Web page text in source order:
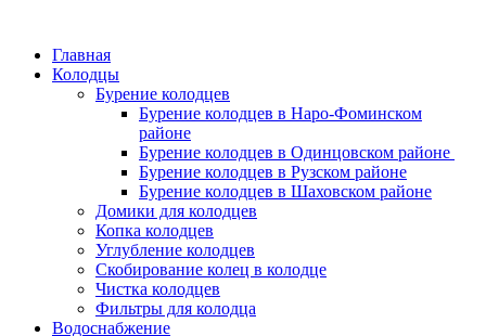
Главная
Колодцы
Бурение колодцев
Бурение колодцев в Наро-Фоминском
районе
Бурение колодцев в Одинцовском районе
Бурение колодцев в Рузском районе
Бурение колодцев в Шаховском районе
Домики для колодцев
Копка колодцев
Углубление колодцев
Скобирование колец в колодце
Чистка колодцев
Фильтры для колодца
Водоснабжение